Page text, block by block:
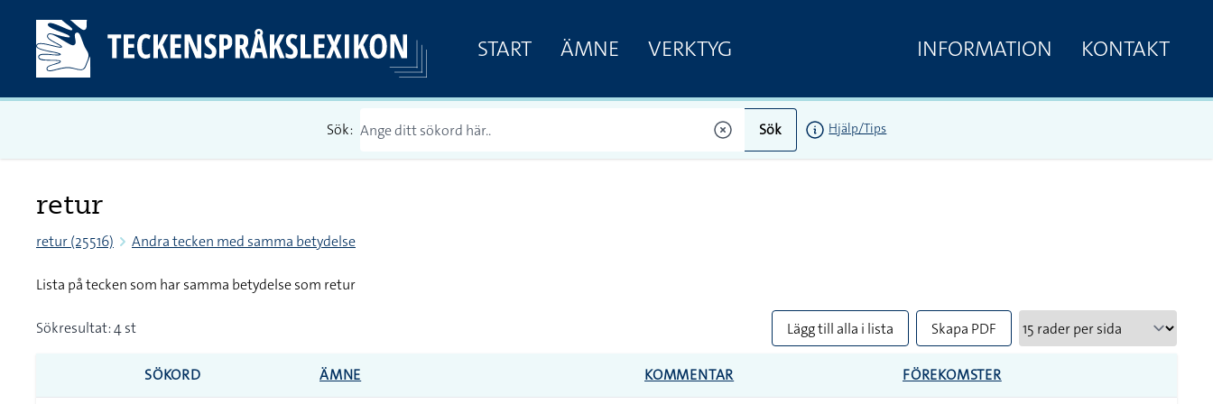
START ÄMNE VERKTYG INFORMATION KONTAKT
Sök: Sök Hjälp/Tips
retur
retur (25516) Andra tecken med samma betydelse
Lista på tecken som har samma betydelse som retur
Sökresultat: 4 st Lägg till alla i lista Skapa PDF
SÖKORD ÄMNE KOMMENTAR FÖREKOMSTER